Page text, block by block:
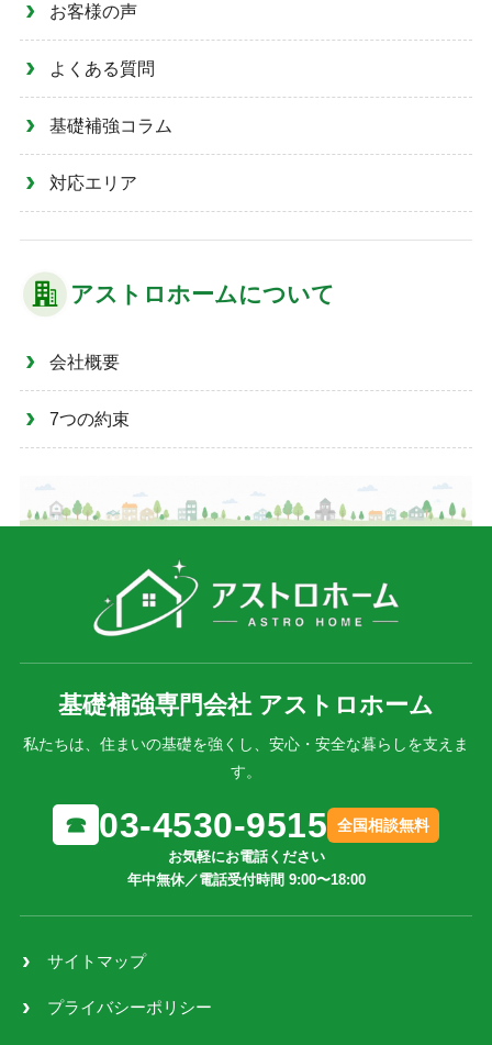
お客様の声
よくある質問
基礎補強コラム
対応エリア
アストロホームについて
会社概要
7つの約束
基礎補強専門会社 アストロホーム
私たちは、住まいの基礎を強くし、安心・安全な暮らしを支えま
す。
☎ 03-4530-9515 全国相談無料
お気軽にお電話ください
年中無休／電話受付時間 9:00〜18:00
サイトマップ
プライバシーポリシー